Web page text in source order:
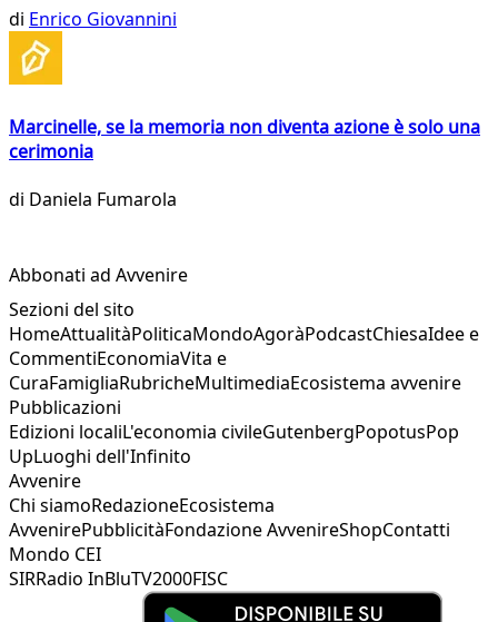
di Enrico Giovannini
Marcinelle, se la memoria non diventa azione è solo una
cerimonia
di Daniela Fumarola
Abbonati ad Avvenire
Sezioni del sito
HomeAttualitàPoliticaMondoAgoràPodcastChiesaIdee e
CommentiEconomiaVita e
CuraFamigliaRubricheMultimediaEcosistema avvenire
Pubblicazioni
Edizioni localiL'economia civileGutenbergPopotusPop
UpLuoghi dell'Infinito
Avvenire
Chi siamoRedazioneEcosistema
AvvenirePubblicitàFondazione AvvenireShopContatti
Mondo CEI
SIRRadio InBluTV2000FISC